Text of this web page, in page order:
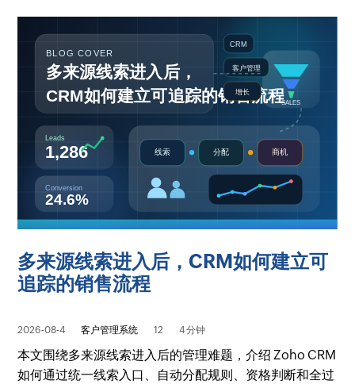
多来源线索进入后，CRM如何建立可
追踪的销售流程
2026-08-4 客户管理系统 12 4 分钟
本文围绕多来源线索进入后的管理难题，介绍 Zoho CRM
如何通过统一线索入口、自动分配规则、资格判断和全过